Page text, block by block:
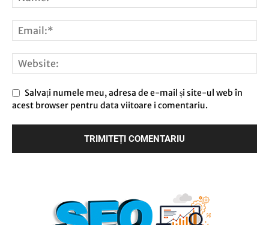
Salvați numele meu, adresa de e-mail și site-ul web în
acest browser pentru data viitoare i comentariu.